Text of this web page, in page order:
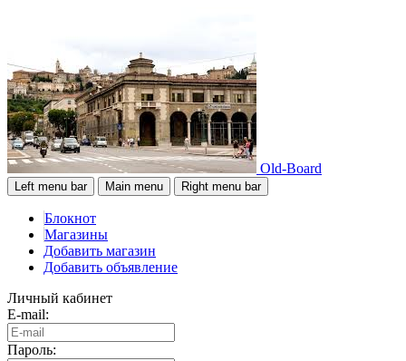
Old-Board
Left menu bar Main menu Right menu bar
Блокнот
Магазины
Добавить магазин
Добавить объявление
Личный кабинет
E-mail:
Пароль: